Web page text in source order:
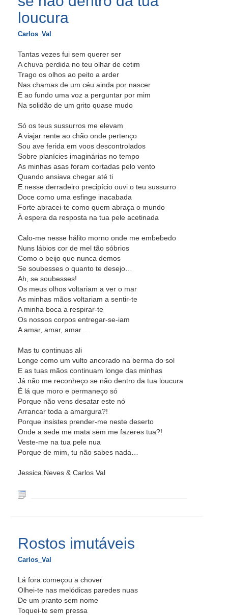
loucura
Carlos_Val
Tantas vezes fui sem querer ser
A chuva perdida no teu olhar de cetim
Trago os olhos ao peito a arder
Nas chamas de um céu ainda por nascer
E ao fundo uma voz a perguntar por mim
Na solidão de um grito quase mudo
Só os teus sussurros me elevam
A viajar rente ao chão onde pertenço
Sou ave ferida em voos descontrolados
Sobre planícies imaginárias no tempo
As minhas asas foram cortadas pelo vento
Quando ansiava chegar até ti
E nesse derradeiro precipício ouvi o teu sussurro
Doce como uma esfinge inacabada
Forte abracei-te como quem abraça o mundo
À espera da resposta na tua pele acetinada
Calo-me nesse hálito morno onde me embebedo
Nuns lábios cor de mel tão sóbrios
Como o beijo que nunca demos
Se soubesses o quanto te desejo…
Ah, se soubesses!
Os meus olhos voltariam a ver o mar
As minhas mãos voltariam a sentir-te
A minha boca a respirar-te
Os nossos corpos entregar-se-iam
A amar, amar, amar...
Mas tu continuas ali
Longe como um vulto ancorado na berma do sol
E as tuas mãos continuam longe das minhas
Já não me reconheço se não dentro da tua loucura
É lá que moro e permaneço só
Porque não vens desatar este nó
Arrancar toda a amargura?!
Porque insistes prender-me neste deserto
Onde a sede me mata sem me fazeres tua?!
Veste-me na tua pele nua
Porque de mim, tu não sabes nada…
Jessica Neves & Carlos Val
Rostos imutáveis
Carlos_Val
Lá fora começou a chover
Olhei-te nas melódicas paredes nuas
De um pranto sem nome
Toquei-te sem pressa